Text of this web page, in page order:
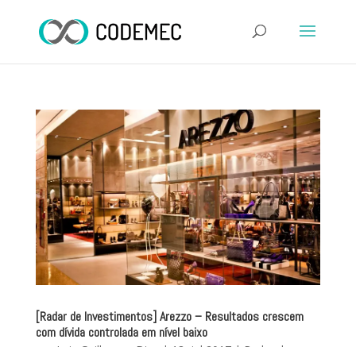
[Radar de Investimentos] Arezzo – Resultados crescem
com dívida controlada em nível baixo